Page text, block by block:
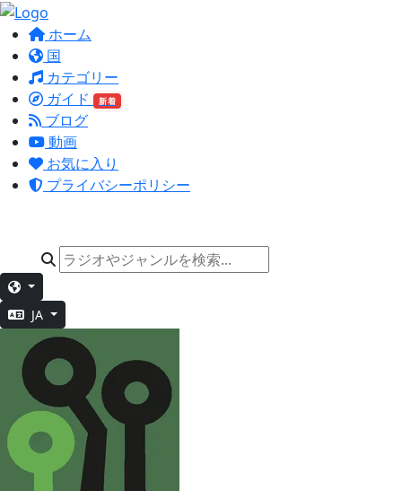
ホーム
国
カテゴリー
ガイド
新着
ブログ
動画
お気に入り
プライバシーポリシー
JA